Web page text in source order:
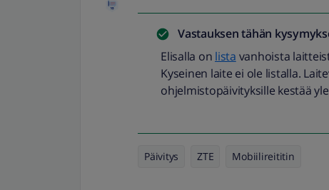
Vastauksen tähän
Elisalla on lista vanhoista
Kyseinen laite ei ole listalla.
ohjelmistopäivityksille kestää
Päivitys ZTE Mobiilireititin